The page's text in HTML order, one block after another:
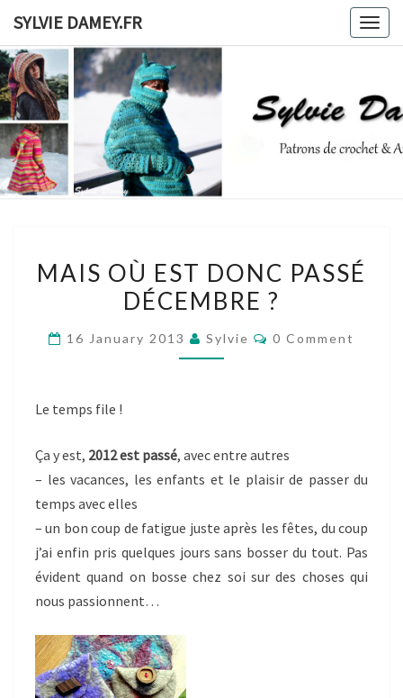
content
SYLVIE DAMEY.FR
SYLVIE
De
Crochet
Ateliers
OÙ
EST
PASSÉ
MAIS OÙ EST DONC PASSÉ
DÉCEMBRE ?
16 January 2013 Sylvie Comments
0 Comment
Le temps file !
Ça y est, 2012 est passé, avec entre autres
– les vacances, les enfants et le plaisir de passer du
temps avec elles
– un bon coup de fatigue juste après les fêtes, du coup
j’ai enfin pris quelques jours sans bosser du tout. Pas
évident quand on bosse chez soi sur des choses qui
nous passionnent…